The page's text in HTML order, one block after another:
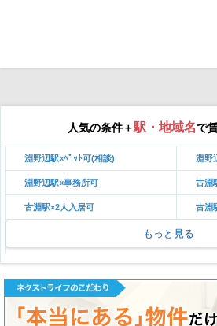
人気の条件＋駅・地域名で
淵野辺駅×ﾍﾟｯﾄ可(相談) 淵野
淵野辺駅×事務所可 古淵
古淵駅×2人入居可 古淵
もっと見る